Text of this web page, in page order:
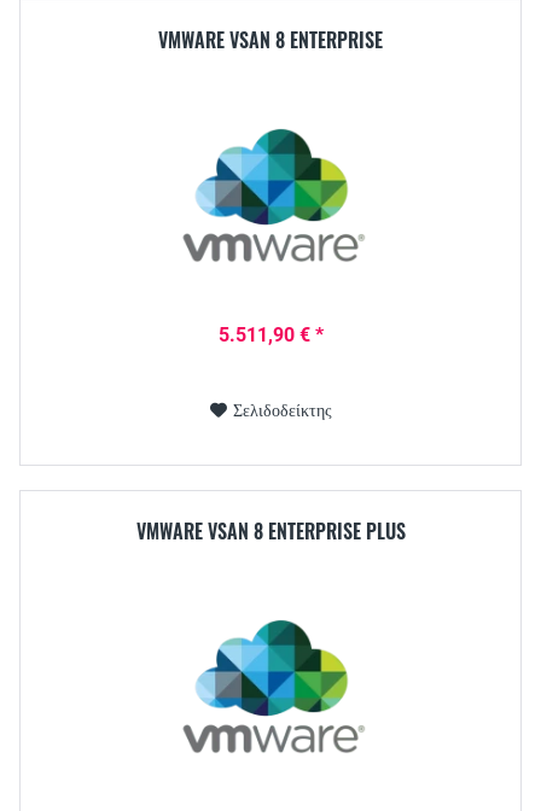
VMWARE VSAN 8 ENTERPRISE
5.511,90 € *
Σελιδοδείκτης
VMWARE VSAN 8 ENTERPRISE PLUS